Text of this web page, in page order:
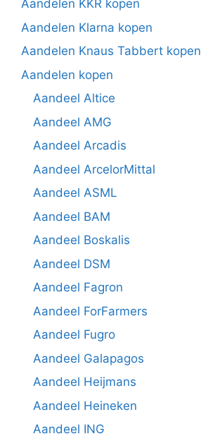
Aandelen KKR kopen
Aandelen Klarna kopen
Aandelen Knaus Tabbert kopen
Aandelen kopen
Aandeel Altice
Aandeel AMG
Aandeel Arcadis
Aandeel ArcelorMittal
Aandeel ASML
Aandeel BAM
Aandeel Boskalis
Aandeel DSM
Aandeel Fagron
Aandeel ForFarmers
Aandeel Fugro
Aandeel Galapagos
Aandeel Heijmans
Aandeel Heineken
Aandeel ING